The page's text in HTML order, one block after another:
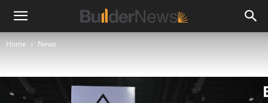
Home News